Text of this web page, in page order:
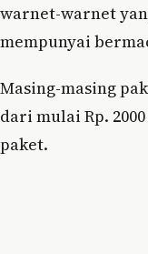
warnet-warnet
mempunyai
Masing-masing
dari mulai Rp.
paket.